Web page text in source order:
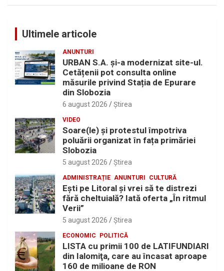
Ultimele articole
ANUNTURI
URBAN S.A. și-a modernizat site-ul.
Cetățenii pot consulta online
măsurile privind Stația de Epurare
din Slobozia
6 august 2026 Ştirea
VIDEO
Soare(le) și protestul împotriva
poluării organizat în fața primăriei
Slobozia
5 august 2026 Ştirea
ADMINISTRAȚIE ANUNTURI CULTURĂ
Eşti pe Litoral şi vrei să te distrezi
fără cheltuială? Iată oferta „În ritmul
Verii”
5 august 2026 Ştirea
ECONOMIC POLITICĂ
LISTA cu primii 100 de LATIFUNDIARI
din Ialomiţa, care au încasat aproape
160 de milioane de RON